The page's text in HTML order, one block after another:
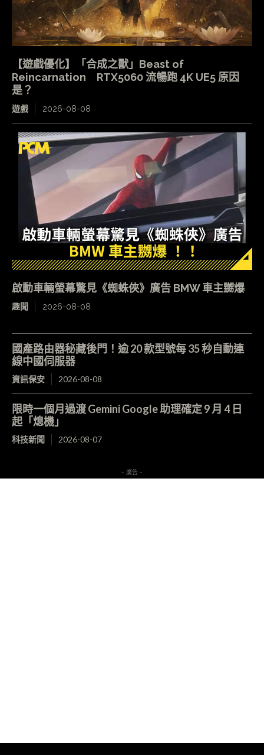
【遊戲優化】「合成之獸」Beast of
Reincarnation RTX5060 流暢跑 4K UE5 原因
是？
遊戲 2026-08-08
啟動車輛螢幕驚見《蜘蛛俠》廣告 BMW 車主嬲爆
趣聞 2026-08-08
國產路由器秘藏後門！逾 20 款型號每 35 秒自動連
線中國伺服器
資訊保安 2026-08-08
限時一個月過渡 Gemini Google 助理確定 9 月 4 日
起「熄機」
科技新聞 2026-08-07
- 廣告 -